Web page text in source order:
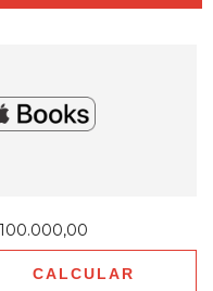
CAMBIAR CP
CALCULAR